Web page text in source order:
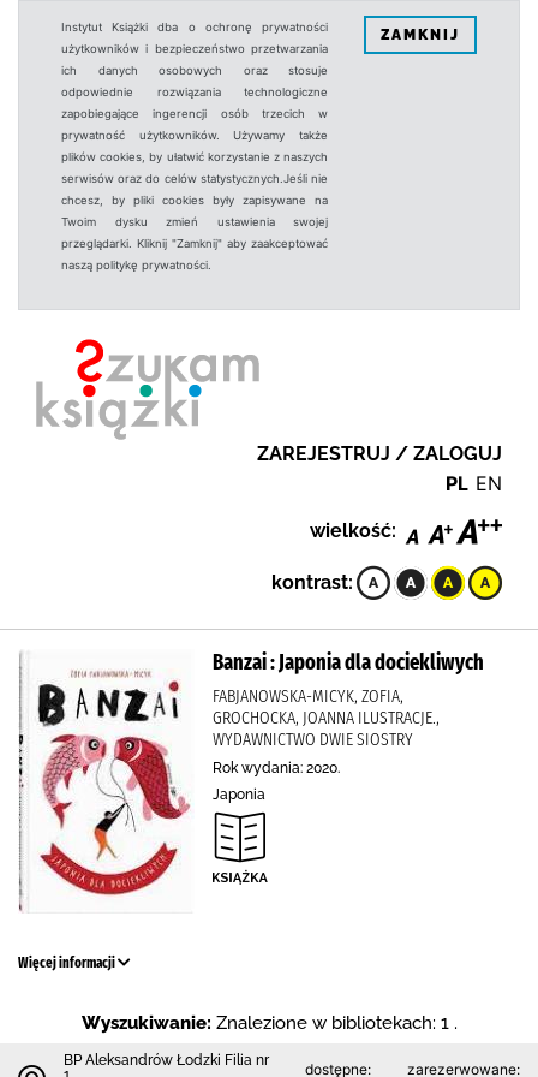
Instytut Książki dba o ochronę prywatności
użytkowników i bezpieczeństwo przetwarzania
ich danych osobowych oraz stosuje
odpowiednie rozwiązania technologiczne
zapobiegające ingerencji osób trzecich w
prywatność użytkowników. Używamy także
plików cookies, by ułatwić korzystanie z naszych
serwisów oraz do celów statystycznych.Jeśli nie
chcesz, by pliki cookies były zapisywane na
Twoim dysku zmień ustawienia swojej
przeglądarki. Kliknij "Zamknij" aby zaakceptować
naszą politykę prywatności.
ZAMKNIJ
ZAREJESTRUJ / ZALOGUJ
PL EN
wielkość:
kontrast:
Banzai : Japonia dla dociekliwych
FABJANOWSKA-MICYK, ZOFIA,
GROCHOCKA, JOANNA ILUSTRACJE.,
WYDAWNICTWO DWIE SIOSTRY
Rok wydania: 2020.
Japonia
Więcej informacji
Wyszukiwanie: Znalezione w bibliotekach: 1 .
BP Aleksandrów Łodzki Filia nr
dostępne: zarezerwowane: